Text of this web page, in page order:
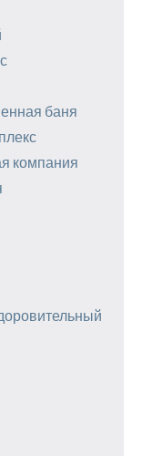
баня
компания